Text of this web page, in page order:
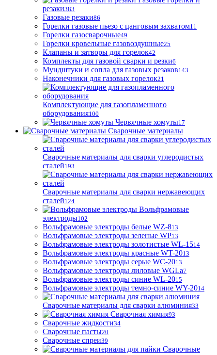
резаки383
Газовые резаки86
Горелки газовые пьезо с цанговым захватом11
Горелки газосварочные49
Горелки кровельные газовоздушные25
Клапаны и затворы для горелок42
Комплекты для газовой сварки и резки6
Мундштуки и сопла для газовых резаков143
Наконечники для газовых горелок21
Комплектующие для газопламенного
оборудования100
Червячные хомуты17
Сварочные материалы
Сварочные материалы для сварки углеродистых
сталей193
Сварочные материалы для сварки нержавеющих
сталей124
Вольфрамовые
электроды102
Вольфрамовые электроды белые WZ-813
Вольфрамовые электроды зеленые WP13
Вольфрамовые электроды золотистые WL-1514
Вольфрамовые электроды красные WT-2013
Вольфрамовые электроды серые WC-2013
Вольфрамовые электроды лиловые WGLa7
Вольфрамовые электроды синие WL-2015
Вольфрамовые электроды темно-синие WY-2014
Сварочные материалы для сварки алюминия33
Сварочная химия93
Сварочные жидкости34
Сварочные пасты20
Сварочные спреи39
Сварочные